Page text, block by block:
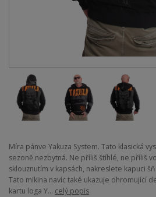
Míra pánve Yakuza System. Tato klasická
sezoně nezbytná. Ne příliš štíhlé, ne příliš
sklouznutím v kapsách, nakreslete kapuci
Tato mikina navíc také ukazuje ohromující
kartu loga Y... celý popis